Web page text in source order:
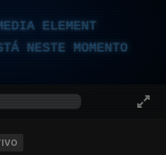
ELEMENT
NESTE MOMENTO